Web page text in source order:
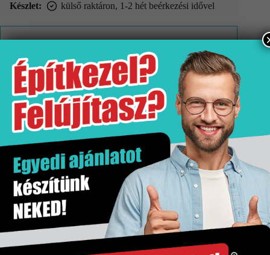
Készlet: külső raktáron, 1-2 hét beérkezési idővel
Kosárba teszem
Végösszeg: 64990 Ft
A feltüntetett árak az ÁFA értékét tartalmazzák.
A képek tájékoztató jellegűek és kiegészítőket
tartalmazhatnak.
A színek/minták a valóságban eltérhetnek.
Kiszerelés
1 db